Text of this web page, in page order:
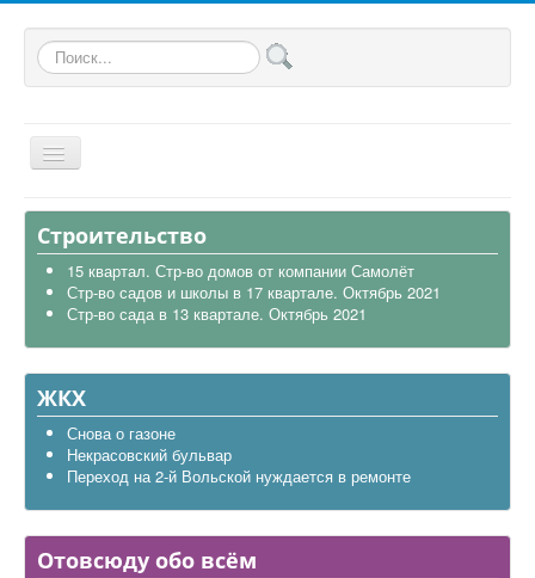
Искать...
Общая
В районе
Строительство
Транспорт
Экология
Политика
Офицеры России
Дела школьные
Строительство
15 квартал. Стр-во домов от компании Самолёт
Стр-во садов и школы в 17 квартале. Октябрь 2021
Стр-во сада в 13 квартале. Октябрь 2021
ЖКХ
Снова о газоне
Некрасовский бульвар
Переход на 2-й Вольской нуждается в ремонте
Отовсюду обо всём